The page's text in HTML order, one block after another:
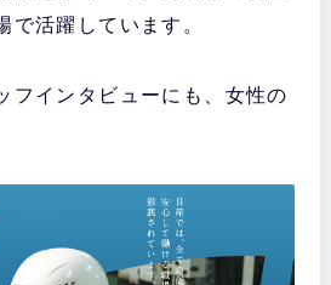
で活躍しています。
フインタビューにも、女性の